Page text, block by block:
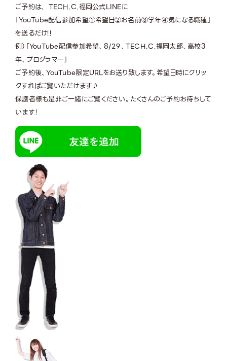
ご予約は、 TECH.C.福岡公式LINEに
「YouTube配信参加希望①希望日②お名前③学年④気になる職種」
を送るだけ!!
例）「YouTube配信参加希望、8/29、TECH.C.福岡太郎、高校3
年、プログラマー」
ご予約後、YouTube限定URLをお送り致します。希望日時にクリッ
クすればご覧いただけます♪
保護者様も是非ご一緒にご覧ください。たくさんのご予約お待ちして
います！